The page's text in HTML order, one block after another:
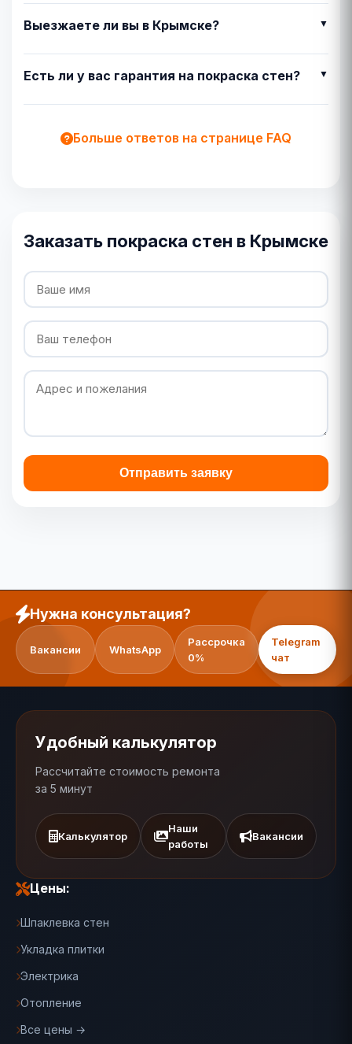
Выезжаете ли вы в Крымске?
Есть ли у вас гарантия на покраска стен?
Больше ответов на странице FAQ
Заказать покраска стен в Крымске
Отправить заявку
Нужна консультация?
Вакансии WhatsApp
Рассрочка
0%
Telegram
чат
Удобный калькулятор
Рассчитайте стоимость ремонта
за 5 минут
Калькулятор
Наши
работы
Вакансии
Цены:
Шпаклевка стен
Укладка плитки
Электрика
Отопление
Все цены →